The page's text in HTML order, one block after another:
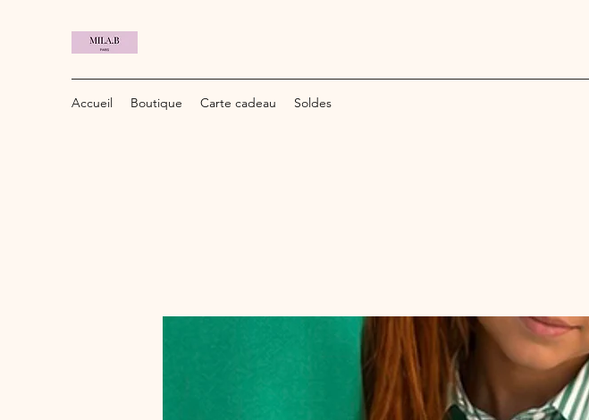
Accueil Boutique Carte cadeau Soldes